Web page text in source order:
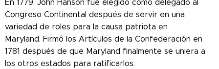
En 1779, John Hanson fue elegido como delegado al
Congreso Continental después de servir en una
variedad de roles para la causa patriota en
Maryland. Firmó los Artículos de la Confederación en
1781 después de que Maryland finalmente se uniera a
los otros estados para ratificarlos.